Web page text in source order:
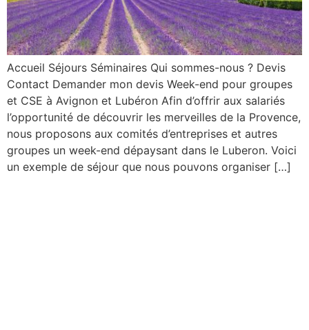
Accueil Séjours Séminaires Qui sommes-nous ? Devis
Contact Demander mon devis Week-end pour groupes
et CSE à Avignon et Lubéron Afin d’offrir aux salariés
l’opportunité de découvrir les merveilles de la Provence,
nous proposons aux comités d’entreprises et autres
groupes un week-end dépaysant dans le Luberon. Voici
un exemple de séjour que nous pouvons organiser […]